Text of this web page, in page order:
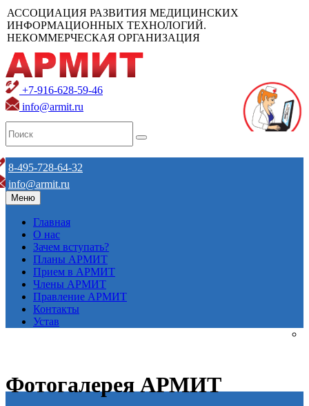
АССОЦИАЦИЯ РАЗВИТИЯ МЕДИЦИНСКИХ
ИНФОРМАЦИОННЫХ ТЕХНОЛОГИЙ.
НЕКОММЕРЧЕСКАЯ ОРГАНИЗАЦИЯ
+7-916-628-59-46
info@armit.ru
8-495-728-64-32
info@armit.ru
Меню
Главная
О нас
Зачем вступать?
Планы АРМИТ
Прием в АРМИТ
Члены АРМИТ
Правление АРМИТ
Контакты
Устав
Фотогалерея АРМИТ